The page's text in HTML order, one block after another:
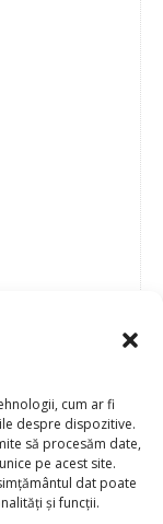
cum ar fi
despre dispozitive.
să procesăm date,
pe acest site.
dat poate
și funcții.